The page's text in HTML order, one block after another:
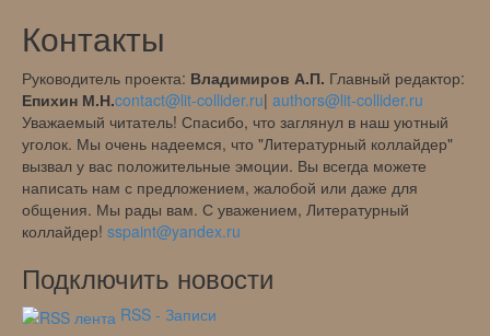
Контакты
Руководитель проекта: Владимиров А.П. Главный редактор:
Епихин М.Н.contact@lit-collider.ru| authors@lit-collider.ru
Уважаемый читатель! Спасибо, что заглянул в наш уютный
уголок. Мы очень надеемся, что "Литературный коллайдер"
вызвал у вас положительные эмоции. Вы всегда можете
написать нам с предложением, жалобой или даже для
общения. Мы рады вам. С уважением, Литературный
коллайдер! sspaint@yandex.ru
Подключить новости
RSS - Записи